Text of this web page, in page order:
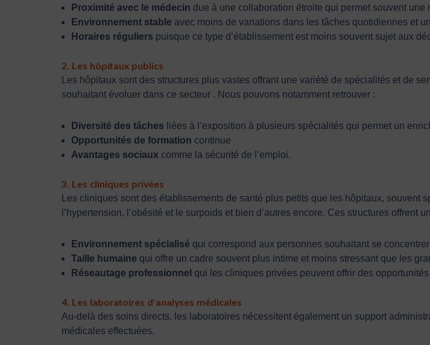
Proximité avec le médecin due à une collaboration étroite qui permet souvent
Environnement stable avec moins de variations dans les tâches quotidiennes et
Horaires réguliers puisque ce type d’établissement est moins souvent sujet aux
2. Les hôpitaux publics
Les hôpitaux sont des structures plus vastes offrant une variété de spécialités et de
souhaitant évoluer dans ce secteur . Nous pouvons notamment retrouver :
Diversité des tâches liées à l’exposition à plusieurs spécialités qui permet un
Opportunités de formation continue
Avantages sociaux comme la sécurité de l’emploi.
3. Les cliniques privées
Les cliniques sont des établissements de santé plus petits que les hôpitaux,
l’hypertension, l’obésité et le surpoids et bien d’autres encore. Ces structures
Environnement spécialisé qui correspond aux personnes souhaitant se
Taille humaine qui offre un cadre souvent plus intime et moins stressant que les
Réseautage professionnel qui les cliniques privées peuvent offrir des
4. Les laboratoires d’analyses médicales
Au-delà des soins directs, les laboratoires nécessitent également un support
médicales effectuées.